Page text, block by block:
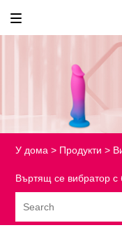
У дома > Продукти >
Въртящ се вибратор с